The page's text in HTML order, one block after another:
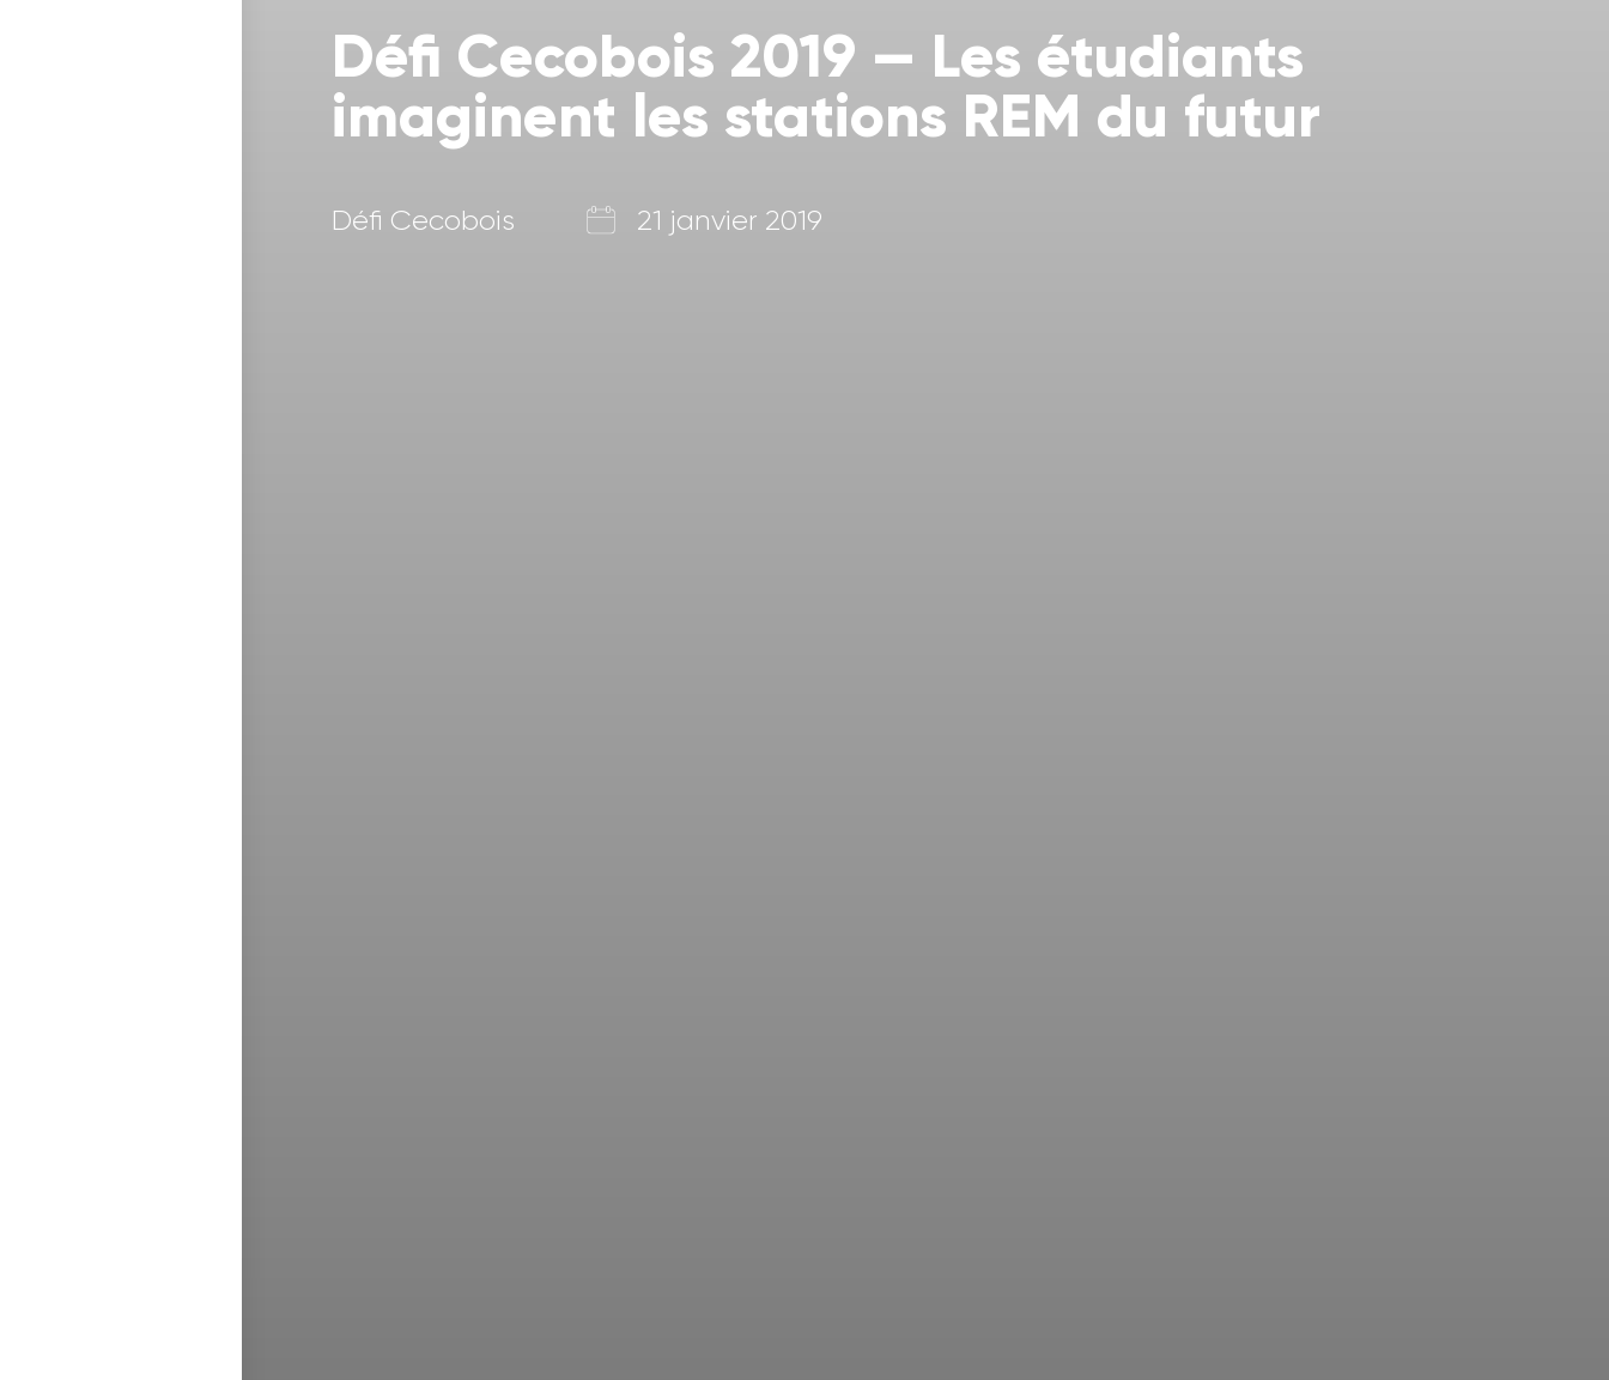
Défi Cecobois 2019 — Les étudiants
imaginent les stations REM du futur
Défi Cecobois 21 janvier 2019